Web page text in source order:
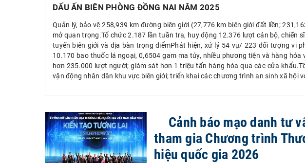
DẤU ẤN BIÊN PHÒNG ĐỒNG NAI NĂM 2025
Quản lý, bảo vệ 258,939 km đường biên giới (27,776 km biên giới đất liền;
mở quan trọng.Tổ chức 2.187 lần tuần tra, huy động 12.376 lượt cán bộ, chiến
tuyến biên giới và địa bàn trọng điểmPhát hiện, xử lý 54 vụ/ 223 đối tượng vi
10.170 bao thuốc lá ngoại, 0,6504 gam ma túy, nhiều phương tiện và hàng
hơn 235.000 lượt người; giám sát hơn 1 triệu tấn hàng hóa qua các cửa
vận động nhân dân khu vực biên giới; triển khai các chương trình an sinh xã hội
Cảnh báo mạo danh tư
tham gia Chương trình
hiệu quốc gia 2026